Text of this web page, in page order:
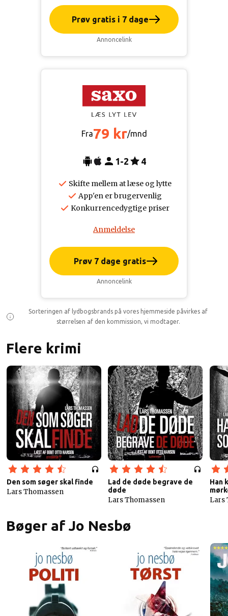
Prøv gratis i 7 dage
Annoncelink
Fra79 kr/mnd
1-2 4
Skifte mellem at læse og lytte
App'en er brugervenlig
Konkurrencedygtige priser
Anmeldelse
Prøv 7 dage gratis
Annoncelink
Sorteringen af lydbogsbrands på vores hjemmeside påvirkes af
størrelsen af den kommission, vi modtager.
Flere krimi
Den som søger skal finde
Lars Thomassen
Lad de døde begrave de
døde
Lars Thomassen
Han
Lars
Bøger af Jo Nesbø